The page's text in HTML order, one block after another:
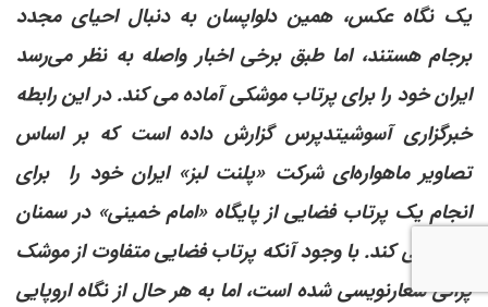
یک نگاه عکس، همین دلواپسان به دنبال احیای مجدد
برجام هستند، اما طبق برخی اخبار واصله به نظر می‌رسد
ایران خود را برای پرتاب موشکی آماده می کند. در این رابطه
خبرگزاری آسوشیتدپرس گزارش داده است که بر اساس
تصاویر ماهواره‌ای شرکت «پلنت لبز» ایران خود را برای
انجام یک پرتاب فضایی از پایگاه «امام خمینی» در سمنان
آماده می کند. با وجود آنکه پرتاب فضایی متفاوت از موشک
پرانی شعارنویسی شده است، اما به هر حال از نگاه اروپایی